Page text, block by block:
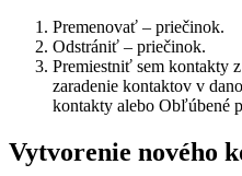
Premenovať – priečinok.
Odstrániť – priečinok.
Premiestniť sem kontakty
zaradenie kontaktov v
kontakty alebo Obľúbené
Vytvorenie nového